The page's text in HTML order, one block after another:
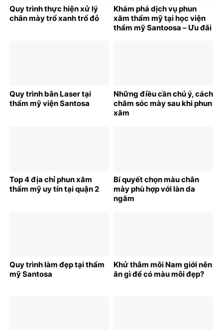
Quy trình thực hiện xử lý
chân mày trổ xanh trổ đỏ
Khám phá dịch vụ phun
xăm thẩm mỹ tại học viện
thẩm mỹ Santoosa – Ưu đãi
Quy trình bắn Laser tại
thẩm mỹ viện Santosa
Những điều cần chú ý, cách
chăm sóc mày sau khi phun
xăm
Top 4 địa chỉ phun xăm
thẩm mỹ uy tín tại quận 2
Bí quyết chọn màu chân
mày phù hợp với làn da
ngăm
Quy trình làm đẹp tại thẩm
mỹ Santosa
Khử thâm môi Nam giới nên
ăn gì để có màu môi đẹp?